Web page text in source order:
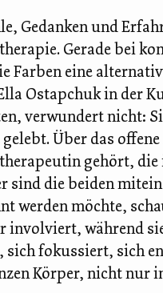
Gedanken und
Gerade bei
Farben eine
Ostapchuk in der
verwundert nicht:
Über das
gehört,
sind die beiden
werden möchte,
involviert, während
sich fokussiert, sich
Körper, nicht nur